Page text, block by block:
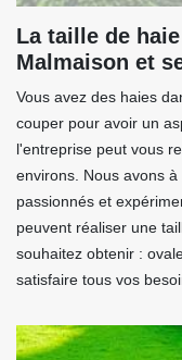
La taille de
Malmaison et
Vous avez des haies
couper pour avoir un
l'entreprise peut vous
environs. Nous avons
passionnés et
peuvent réaliser une
souhaitez obtenir :
satisfaire tous vos